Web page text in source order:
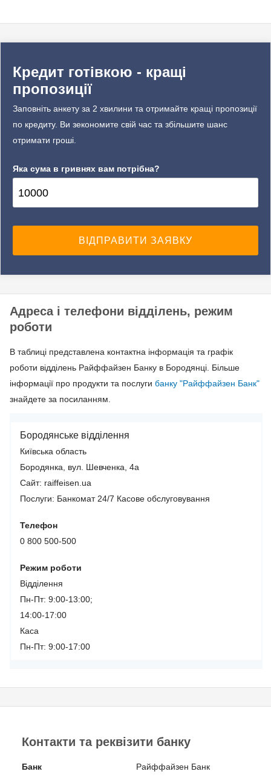
Кредит готівкою - кращі
пропозиції
Заповніть анкету за 2 хвилини та отримайте кращі пропозиції
по кредиту. Ви зекономите свій час та збільшите шанс
отримати гроші.
Яка сума в гривнях вам потрібна?
Адреса і телефони відділень, режим
роботи
В таблиці представлена контактна інформація та графік
роботи відділень Райффайзен Банку в Бородянці. Більше
інформації про продукти та послуги банку "Райффайзен Банк"
знайдете за посиланням.
Бородянське відділення
Київська область
Бородянка, вул. Шевченка, 4а
Сайт: raiffeisen.ua
Послуги: Банкомат 24/7 Касове обслуговування
Телефон
0 800 500-500
Режим роботи
Відділення
Пн-Пт: 9:00-13:00;
14:00-17:00
Каса
Пн-Пт: 9:00-17:00
Контакти та реквізити банку
Банк Райффайзен Банк